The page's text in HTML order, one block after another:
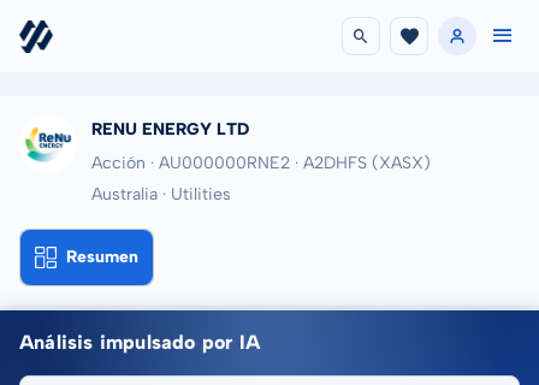
RENU ENERGY LTD
Acción · AU000000RNE2 · A2DHFS (XASX)
Australia · Utilities
Resumen
Análisis impulsado por IA